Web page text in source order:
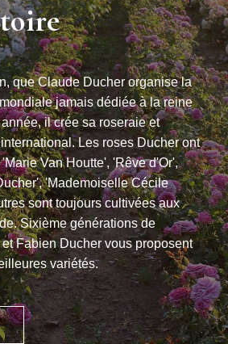
que Claude Ducher organise la
jamais dédiée à la reine
il crée sa roseraie et
Les roses Ducher ont
Van Houtte', 'Rêve d'Or',
'Mademoiselle Cécile
sont toujours cultivées aux
Sixième générations de
Fabien Ducher vous proposent
variétés.